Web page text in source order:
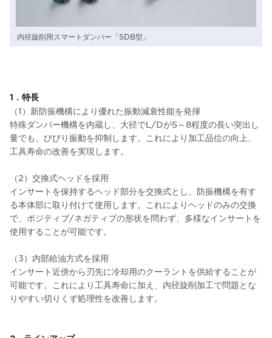
内径旋削用スマートダンパー「SDB型」
1．特長
（1）新防振機構により優れた振動減衰性能を発揮
特殊ダンパー機構を内蔵し、大径でL/Dが5～8程度の長い突出し
量でも、びびり振動を抑制します。これにより加工品位の向上、
工具寿命の改善を実現します。
（2）交換式ヘッドを採用
インサートを保持するヘッド部分を交換式とし、防振機構を有す
る本体部に取り付けて使用します。これによりヘッドのみの交換
で、ポジティブ/ネガティブの形状を問わず、多様なインサートを
使用することが可能です。
（3）内部給油方式を採用
インサート近傍から刃先に冷却用のクーラントを供給することが
可能です。これにより工具寿命に加え、内径旋削加工で問題とな
りやすい切りくず処理性を改善します。